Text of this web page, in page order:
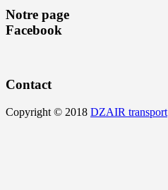
Notre page
Facebook
Contact
Copyright © 2018 DZAIR transport